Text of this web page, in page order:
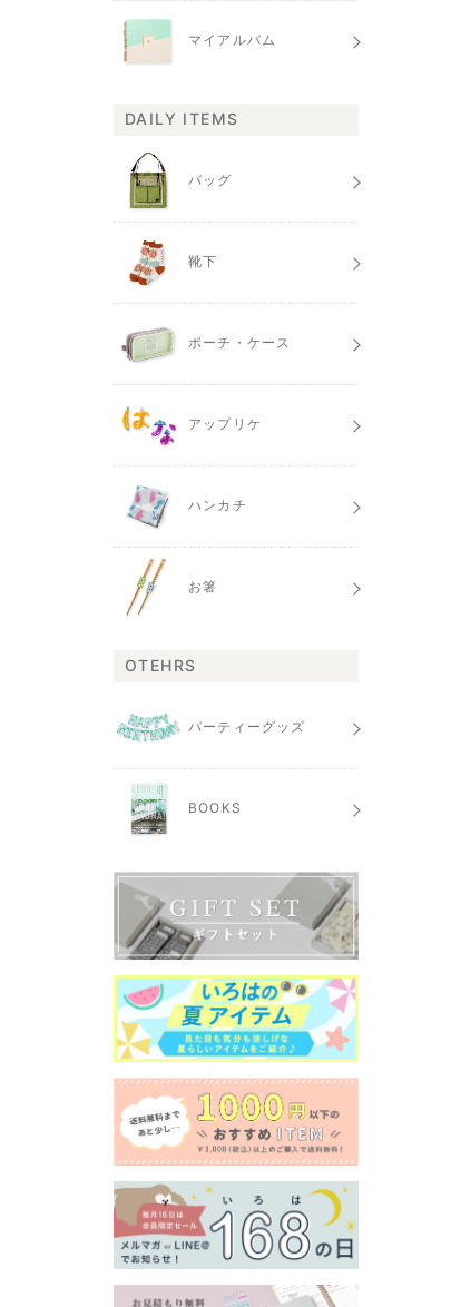
マイアルバム
DAILY ITEMS
バッグ
靴下
ポーチ・ケース
アップリケ
ハンカチ
お箸
OTEHRS
パーティーグッズ
BOOKS